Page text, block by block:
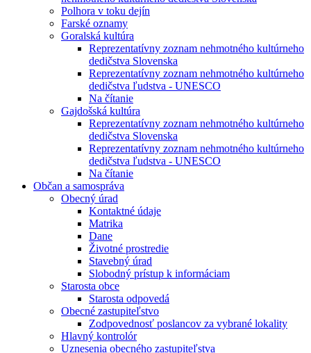
Polhora v toku dejín
Farské oznamy
Goralská kultúra
Reprezentatívny zoznam nehmotného kultúrneho
dedičstva Slovenska
Reprezentatívny zoznam nehmotného kultúrneho
dedičstva ľudstva - UNESCO
Na čítanie
Gajdošská kultúra
Reprezentatívny zoznam nehmotného kultúrneho
dedičstva Slovenska
Reprezentatívny zoznam nehmotného kultúrneho
dedičstva ľudstva - UNESCO
Na čítanie
Občan a samospráva
Obecný úrad
Kontaktné údaje
Matrika
Dane
Životné prostredie
Stavebný úrad
Slobodný prístup k informáciam
Starosta obce
Starosta odpovedá
Obecné zastupiteľstvo
Zodpovednosť poslancov za vybrané lokality
Hlavný kontrolór
Uznesenia obecného zastupiteľstva